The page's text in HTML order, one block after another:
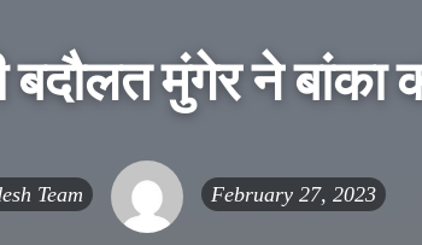
मुंगेर ने बांका
Team February 27, 2023